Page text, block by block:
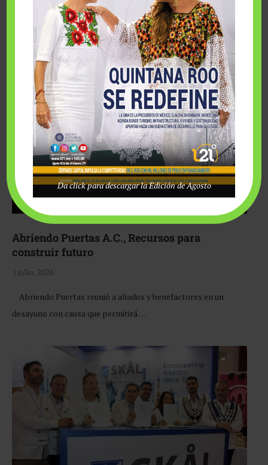
Fairmont Mayakoba y Make-A-Wish México unieron
esfuerzos para hacer realidad el deseo de una …
Abriendo Puertas A.C., Recursos para
construir futuro
1 julio, 2026
Abriendo Puertas reunió a aliados y benefactores en un
desayuno con causa que permitirá …
Da click para descargar la Edición de Agosto